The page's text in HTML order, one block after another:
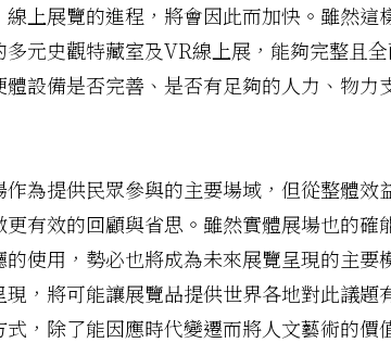
上展覽的進程，將會因此而加快。雖然
元史觀特藏室及VR線上展，能夠完整且
設備是否完善、是否有足夠的人力、物
為提供民眾參與的主要場域，但從整體
有效的回顧與省思。雖然實體展場也的
使用，勢必也將成為未來展覽呈現的主
，將可能讓展覽品提供世界各地對此議
，除了能因應時代變遷而將人文藝術的